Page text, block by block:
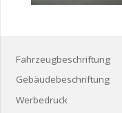
Fahrzeugbeschriftung
Gebäudebeschriftung
Werbedruck